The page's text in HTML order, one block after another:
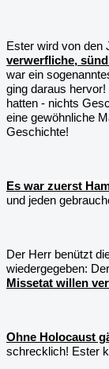
Ester wird von den
verwerfliche,
war ein
ging daraus
hatten - nichts
eine gewöhnliche
Geschichte!
Es war zuerst
und jeden
Der Herr benützt
wiedergegeben:
Missetat willen
Ohne Holocaust
schrecklich! Ester